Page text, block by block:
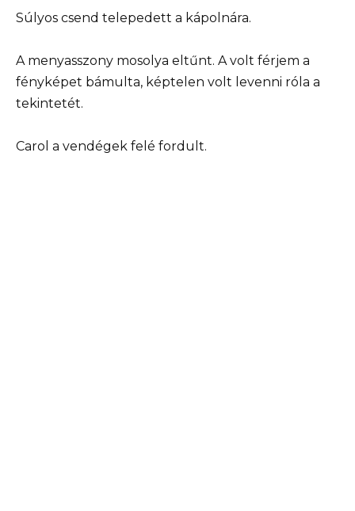
Súlyos csend telepedett a kápolnára.
A menyasszony mosolya eltűnt. A volt férjem a
fényképet bámulta, képtelen volt levenni róla a
tekintetét.
Carol a vendégek felé fordult.